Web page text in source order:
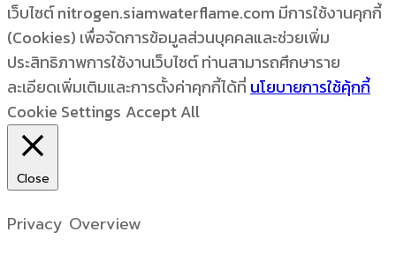
เว็บไซต์ nitrogen.siamwaterflame.com มีการใช้งานคุกกี้
(Cookies) เพื่อจัดการข้อมูลส่วนบุคคลและช่วยเพิ่ม
ประสิทธิภาพการใช้งานเว็บไซต์ ท่านสามารถศึกษาราย
ละเอียดเพิ่มเติมและการตั้งค่าคุกกี้ได้ที่นโยบายการใช้คุ้กกี้
Cookie Settings Accept All
Close
Privacy Overview